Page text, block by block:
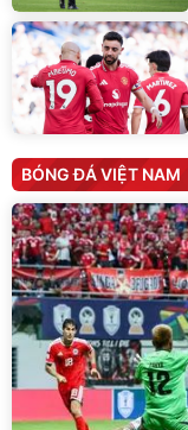
BÓNG ĐÁ VIỆT NAM